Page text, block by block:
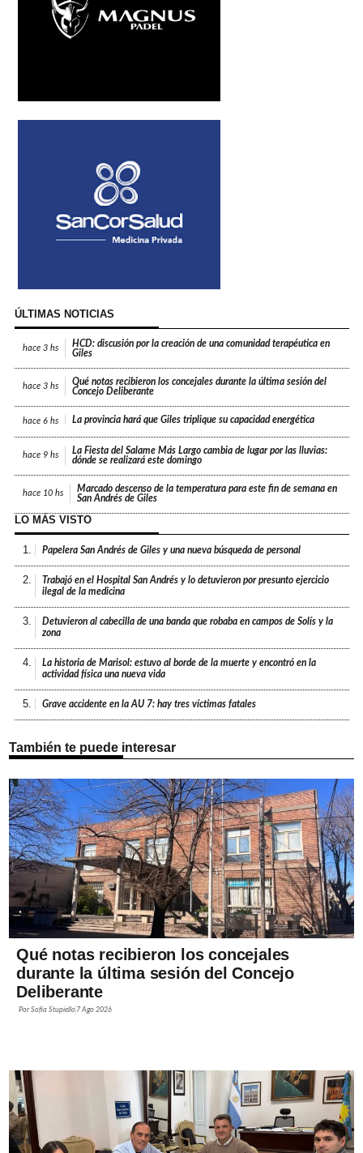
ÚLTIMAS NOTICIAS
hace 3 hs
HCD: discusión por la creación de una comunidad terapéutica en
Giles
hace 3 hs
Qué notas recibieron los concejales durante la última sesión del
Concejo Deliberante
hace 6 hs La provincia hará que Giles triplique su capacidad energética
hace 9 hs
La Fiesta del Salame Más Largo cambia de lugar por las lluvias:
dónde se realizará este domingo
hace 10 hs
Marcado descenso de la temperatura para este fin de semana en
San Andrés de Giles
LO MÁS VISTO
1. Papelera San Andrés de Giles y una nueva búsqueda de personal
2.
Trabajó en el Hospital San Andrés y lo detuvieron por presunto ejercicio
ilegal de la medicina
3.
Detuvieron al cabecilla de una banda que robaba en campos de Solís y la
zona
4.
La historia de Marisol: estuvo al borde de la muerte y encontró en la
actividad física una nueva vida
5. Grave accidente en la AU 7: hay tres víctimas fatales
También te puede interesar
Qué notas recibieron los concejales
durante la última sesión del Concejo
Deliberante
PorSofía Stupiello 7 Ago 2026